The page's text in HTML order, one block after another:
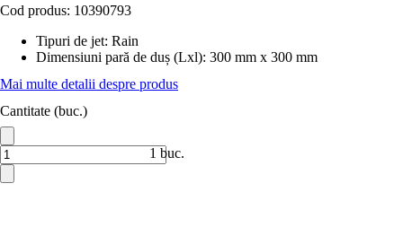
Cod produs: 10390793
Tipuri de jet: Rain
Dimensiuni pară de duș (Lxl): 300 mm x 300 mm
Mai multe detalii despre produs
Cantitate (buc.)
1 buc.